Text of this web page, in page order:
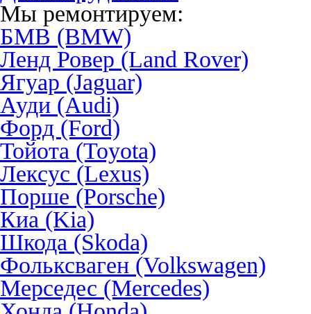
Мы ремонтируем:
БМВ (BMW)
Ленд Ровер (Land Rover)
Ягуар (Jaguar)
Ауди (Audi)
Форд (Ford)
Тойота (Toyota)
Лексус (Lexus)
Порше (Porsche)
Киа (Kia)
Шкода (Skoda)
Фольксваген (Volkswagen)
Мерседес (Mercedes)